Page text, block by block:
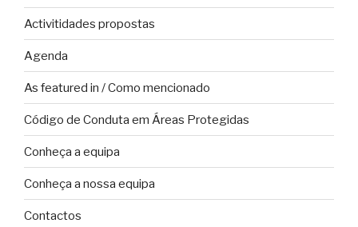
Activitidades propostas
Agenda
As featured in / Como mencionado
Código de Conduta em Áreas Protegidas
Conheça a equipa
Conheça a nossa equipa
Contactos